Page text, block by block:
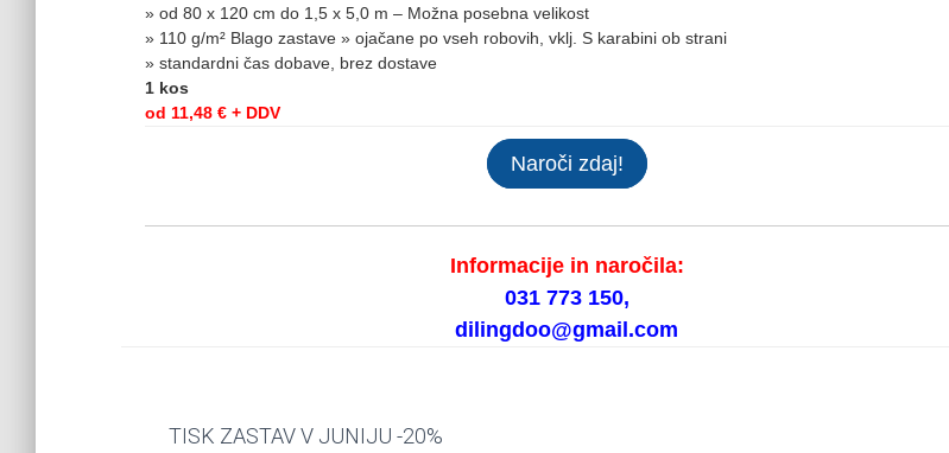
» od 80 x 120 cm do 1,5 x 5,0 m – Možna posebna velikost
» 110 g/m² Blago zastave » ojačane po vseh robovih, vklj. S karabini ob strani
» standardni čas dobave, brez dostave
1 kos
od 11,48 € + DDV
Naroči zdaj!
Informacije in naročila:
031 773 150,
dilingdoo@gmail.com
TISK ZASTAV V JUNIJU -20%